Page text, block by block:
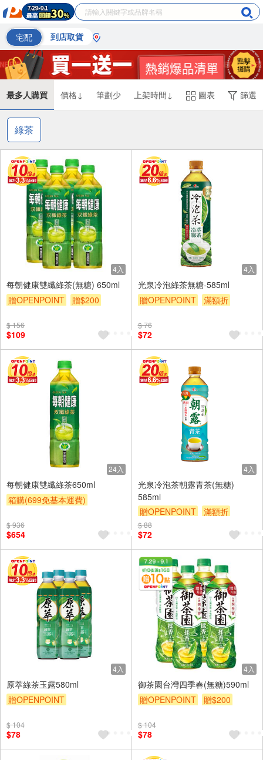
宅配 到店取貨
最多人購買 價格↓ 筆劃少 上架時間↓ 圖表 篩選
綠茶
4入
每朝健康雙纖綠茶(無糖) 650ml
贈OPENPOINT
贈$200
$ 156
$109
4入
光泉冷泡綠茶無糖-585ml
贈OPENPOINT
滿額折
$ 76
$72
24入
每朝健康雙纖綠茶650ml
箱購(699免基本運費)
$ 936
$654
4入
光泉冷泡茶朝露青茶(無糖)
585ml
贈OPENPOINT
滿額折
贈$200
$ 88
$72
4入
原萃綠茶玉露580ml
贈OPENPOINT
贈$200
$ 104
$78
4入
御茶園台灣四季春(無糖)590ml
贈OPENPOINT
贈$200
$ 104
$78